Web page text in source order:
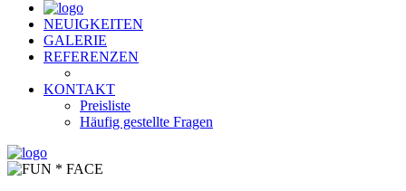
NEUIGKEITEN
GALERIE
REFERENZEN
KONTAKT
Preisliste
Häufig gestellte Fragen